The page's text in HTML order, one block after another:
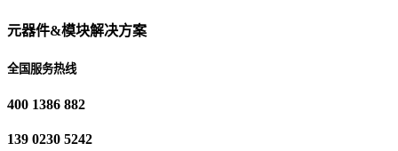
元器件&模块解决方案
全国服务热线
400 1386 882
139 0230 5242